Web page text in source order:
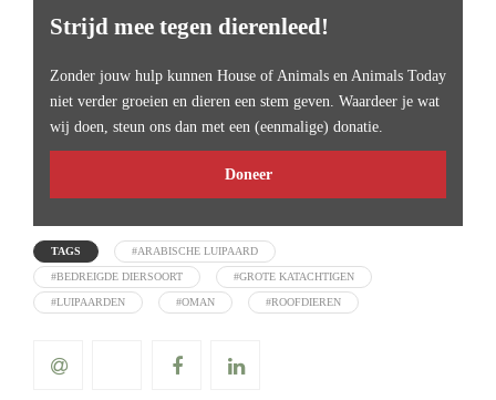
Strijd mee tegen dierenleed!
Zonder jouw hulp kunnen House of Animals en Animals Today
niet verder groeien en dieren een stem geven. Waardeer je wat
wij doen, steun ons dan met een (eenmalige) donatie.
Doneer
TAGS #ARABISCHE LUIPAARD
#BEDREIGDE DIERSOORT #GROTE KATACHTIGEN
#LUIPAARDEN #OMAN #ROOFDIEREN